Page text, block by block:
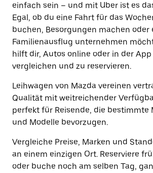
einfach sein – und mit Uber ist es
Egal, ob du eine Fahrt für das
buchen, Besorgungen machen oder
Familienausflug unternehmen
hilft dir, Autos online oder in der App
vergleichen und zu reservieren.
Leihwagen von Mazda vereinen
Qualität mit weitreichender
perfekt für Reisende, die bestimmte
und Modelle bevorzugen.
Vergleiche Preise, Marken und
an einem einzigen Ort. Reserviere
oder buche noch am selben Tag,